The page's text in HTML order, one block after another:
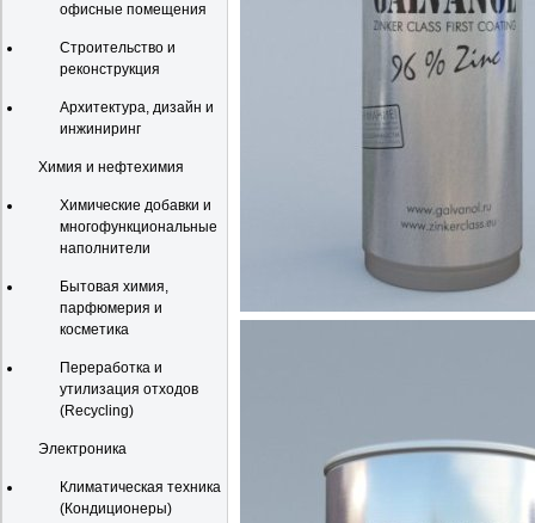
офисные помещения
Строительство и
реконструкция
Архитектура, дизайн и
инжиниринг
Химия и нефтехимия
Химические добавки и
многофункциональные
наполнители
Бытовая химия,
парфюмерия и
косметика
Переработка и
утилизация отходов
(Recycling)
Электроника
Климатическая техника
(Кондиционеры)